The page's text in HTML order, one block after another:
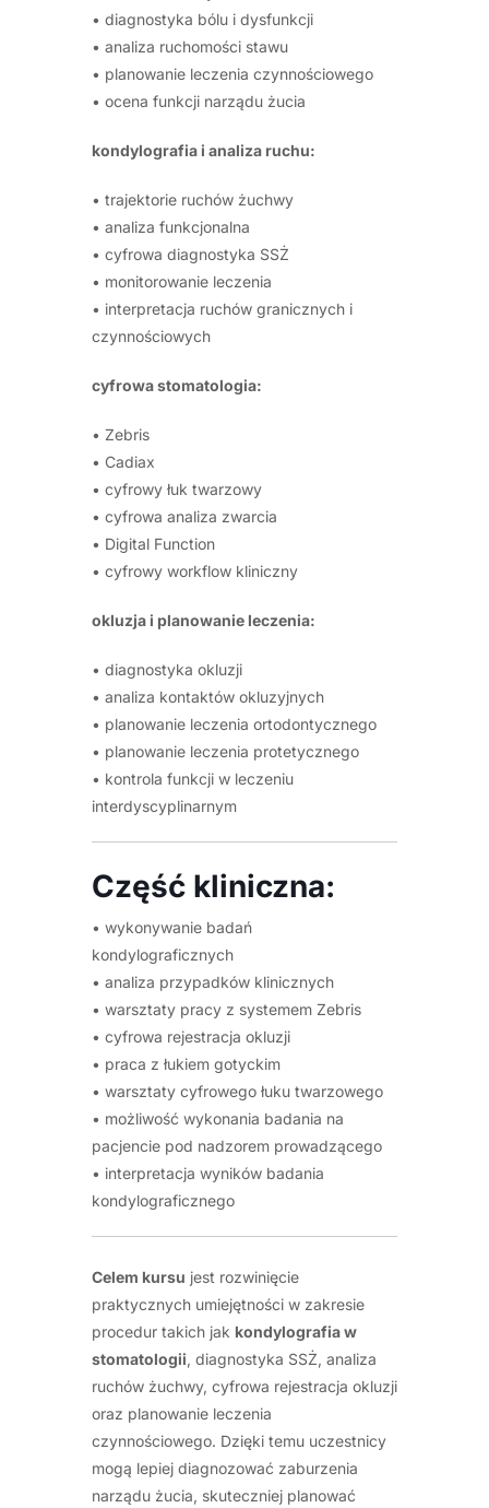
• diagnostyka bólu i dysfunkcji
• analiza ruchomości stawu
• planowanie leczenia czynnościowego
• ocena funkcji narządu żucia
kondylografia i analiza ruchu:
• trajektorie ruchów żuchwy
• analiza funkcjonalna
• cyfrowa diagnostyka SSŻ
• monitorowanie leczenia
• interpretacja ruchów granicznych i
czynnościowych
cyfrowa stomatologia:
• Zebris
• Cadiax
• cyfrowy łuk twarzowy
• cyfrowa analiza zwarcia
• Digital Function
• cyfrowy workflow kliniczny
okluzja i planowanie leczenia:
• diagnostyka okluzji
• analiza kontaktów okluzyjnych
• planowanie leczenia ortodontycznego
• planowanie leczenia protetycznego
• kontrola funkcji w leczeniu
interdyscyplinarnym
Część kliniczna:
• wykonywanie badań
kondylograficznych
• analiza przypadków klinicznych
• warsztaty pracy z systemem Zebris
• cyfrowa rejestracja okluzji
• praca z łukiem gotyckim
• warsztaty cyfrowego łuku twarzowego
• możliwość wykonania badania na
pacjencie pod nadzorem prowadzącego
• interpretacja wyników badania
kondylograficznego
Celem kursu jest rozwinięcie
praktycznych umiejętności w zakresie
procedur takich jak kondylografia w
stomatologii, diagnostyka SSŻ, analiza
ruchów żuchwy, cyfrowa rejestracja okluzji
oraz planowanie leczenia
czynnościowego. Dzięki temu uczestnicy
mogą lepiej diagnozować zaburzenia
narządu żucia, skuteczniej planować